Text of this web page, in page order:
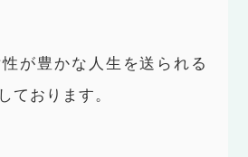
が豊かな人生を送られる
ております。